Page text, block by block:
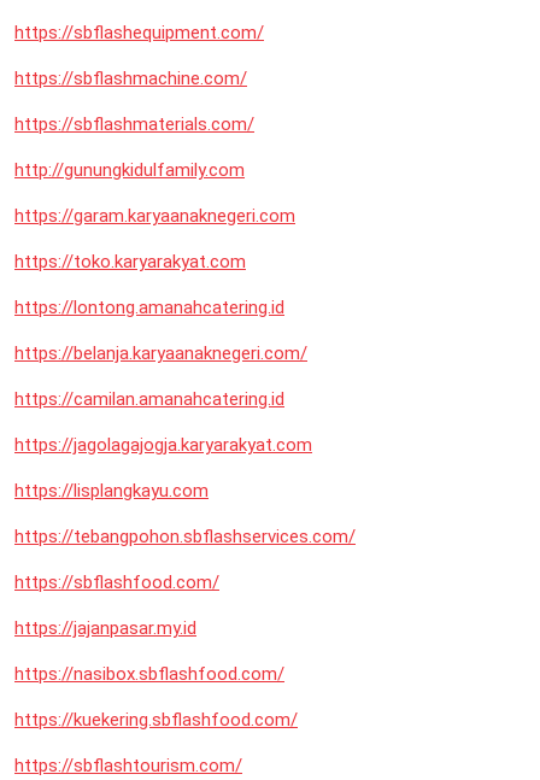
https://sbflashequipment.com/
https://sbflashmachine.com/
https://sbflashmaterials.com/
http://gunungkidulfamily.com
https://garam.karyaanaknegeri.com
https://toko.karyarakyat.com
https://lontong.amanahcatering.id
https://belanja.karyaanaknegeri.com/
https://camilan.amanahcatering.id
https://jagolagajogja.karyarakyat.com
https://lisplangkayu.com
https://tebangpohon.sbflashservices.com/
https://sbflashfood.com/
https://jajanpasar.my.id
https://nasibox.sbflashfood.com/
https://kuekering.sbflashfood.com/
https://sbflashtourism.com/